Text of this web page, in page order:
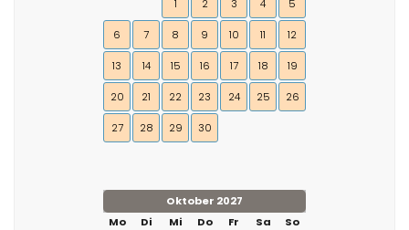
1
2 3 4 5
6 7 8 9 10 11 12
13 14 15 16 17 18 19
20 21 22 23 24 25 26
27 28 29 30
Oktober 2027
Mo
Di Mi Do Fr Sa
So